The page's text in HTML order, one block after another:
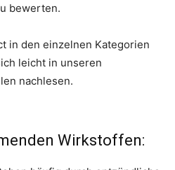
bewerten.
in den einzelnen Kategorien
leicht in unseren
nachlesen.
Wirkstoffen: